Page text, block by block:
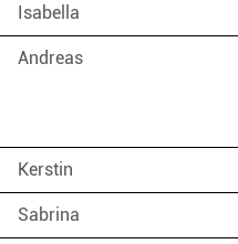
Isabella
Andreas
Kerstin
Sabrina